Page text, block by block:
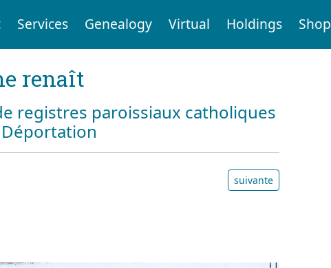
Services Genealogy Virtual Holdings Shop
renaît
registres paroissiaux catholiques
suivante